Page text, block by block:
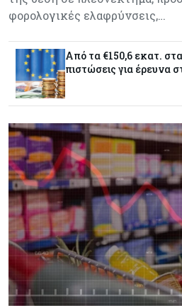
Ελλάδα
Goldman Sachs: Το
90/βαρέλι μέχρι να
Μέση Ανατολή
Κόσμος
Σαουδική Αραβία,
υπογράφουν συμφωνία
Εμπορεύματα
Πετρέλαιο: Πιάνει και
Brent μετά το σχέδιο
Ορμούζ
φορολογικές ελαφρύνσεις,…
Από τα €150,6 εκατ.
πιστώσεις για έρευνα